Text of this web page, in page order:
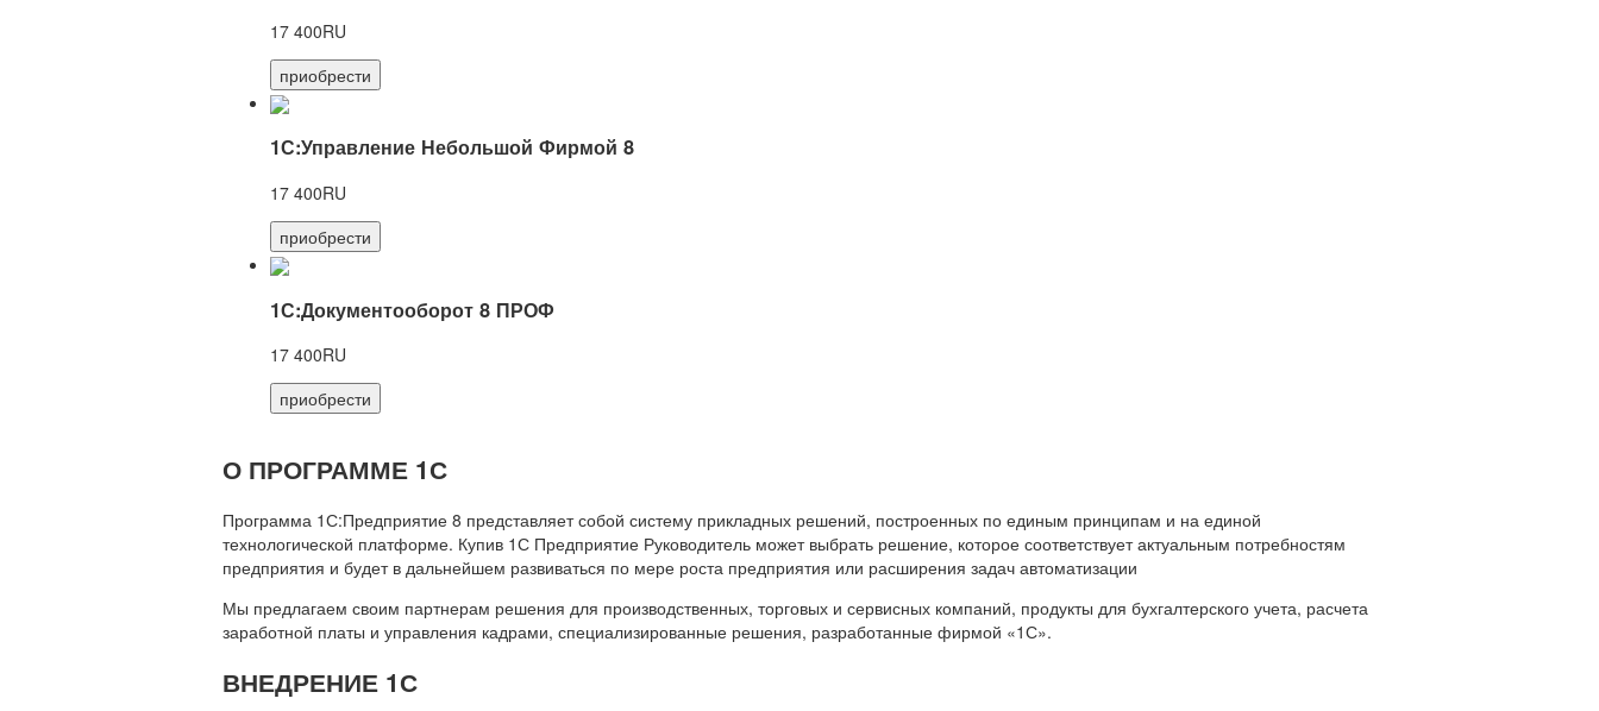
17 400RU
приобрести
1С:Управление Небольшой Фирмой 8
17 400RU
приобрести
1С:Документооборот 8 ПРОФ
17 400RU
приобрести
О ПРОГРАММЕ 1С
Программа 1С:Предприятие 8 представляет собой систему прикладных решений, построенных по единым принципам и на единой
технологической платформе. Купив 1С Предприятие Руководитель может выбрать решение, которое соответствует актуальным потребностям
предприятия и будет в дальнейшем развиваться по мере роста предприятия или расширения задач автоматизации
Мы предлагаем своим партнерам решения для производственных, торговых и сервисных компаний, продукты для бухгалтерского учета, расчета
заработной платы и управления кадрами, специализированные решения, разработанные фирмой «1С».
ВНЕДРЕНИЕ 1С